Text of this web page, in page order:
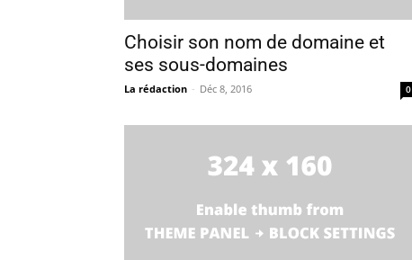
Choisir son nom de domaine et
ses sous-domaines
La rédaction - Déc 8, 2016 0